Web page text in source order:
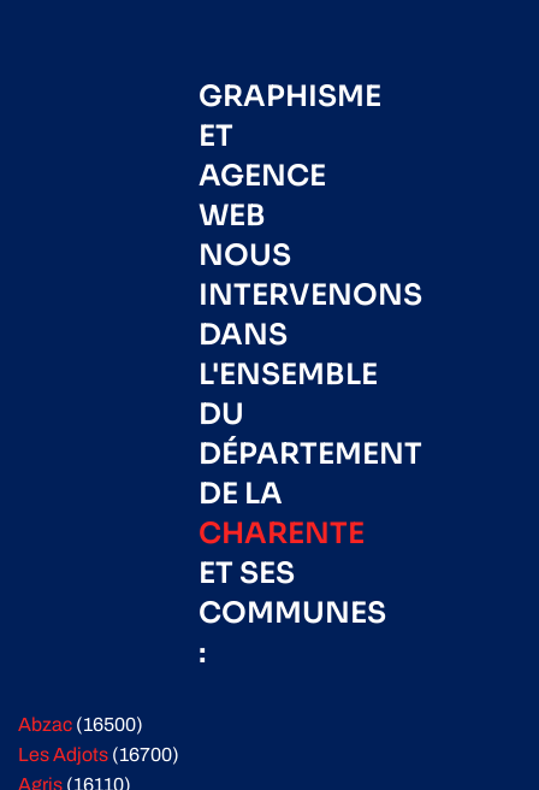
GRAPHISME
ET
AGENCE
WEB
NOUS
INTERVENONS
DANS
L'ENSEMBLE
DU
DÉPARTEMENT
DE LA
CHARENTE
ET SES
COMMUNES
:
Abzac (16500)
Les Adjots (16700)
Agris (16110)